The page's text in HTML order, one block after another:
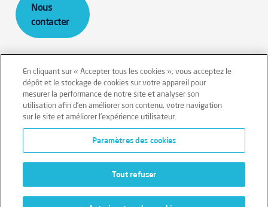
Nous
contacter
Mentions légales
Conditions générales
Données personnelles
Données personnelles – Volontaires
Cookies
En cliquant sur « Accepter tous les cookies », vous acceptez le
dépôt et le stockage de cookies sur votre appareil pour
mesurer la performance de notre site et analyser son
utilisation afin d’en améliorer son contenu, votre navigation
sur le site et améliorer l’expérience utilisateur.
Paramètres des cookies
Tout refuser